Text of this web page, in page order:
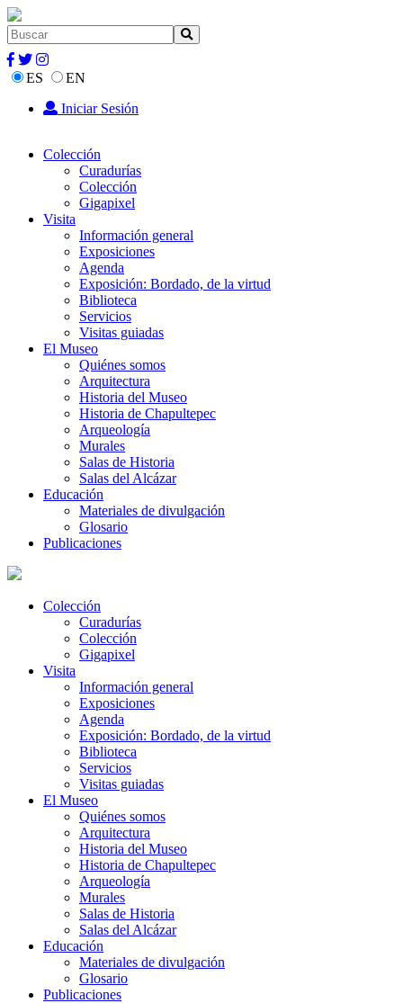
ES
EN
Iniciar Sesión
Colección
Curadurías
Colección
Gigapixel
Visita
Información general
Exposiciones
Agenda
Exposición: Bordado, de la virtud
Biblioteca
Servicios
Visitas guiadas
El Museo
Quiénes somos
Arquitectura
Historia del Museo
Historia de Chapultepec
Arqueología
Murales
Salas de Historia
Salas del Alcázar
Educación
Materiales de divulgación
Glosario
Publicaciones
Colección
Curadurías
Colección
Gigapixel
Visita
Información general
Exposiciones
Agenda
Exposición: Bordado, de la virtud
Biblioteca
Servicios
Visitas guiadas
El Museo
Quiénes somos
Arquitectura
Historia del Museo
Historia de Chapultepec
Arqueología
Murales
Salas de Historia
Salas del Alcázar
Educación
Materiales de divulgación
Glosario
Publicaciones